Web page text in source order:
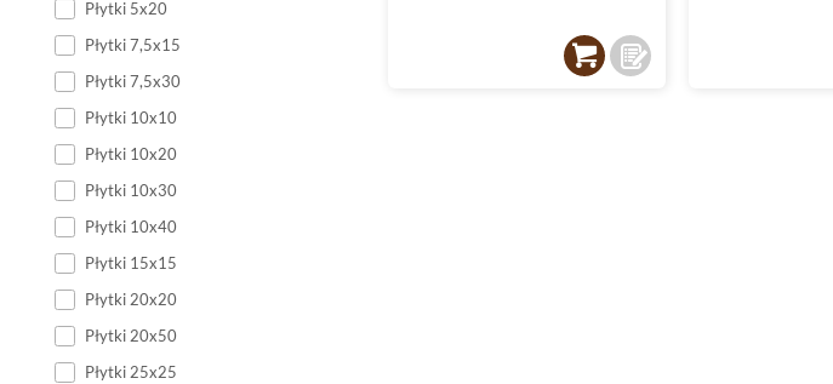
Płytki 5x20
Płytki 7,5x15
Płytki 7,5x30
Płytki 10x10
Płytki 10x20
Płytki 10x30
Płytki 10x40
Płytki 15x15
Płytki 20x20
Płytki 20x50
Płytki 25x25